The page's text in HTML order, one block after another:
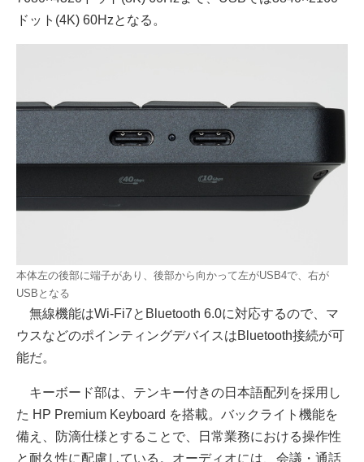
ドット(4K) 60Hzとなる。
本体左の後部に端子があり、後部から向かって左がUSB4で、右が
USBとなる
無線機能はWi-Fi7とBluetooth 6.0に対応するので、マ
ウスなどのポインティングデバイスはBluetooth接続が可
能だ。
キーボード部は、テンキー付きの日本語配列を採用し
た HP Premium Keyboard を搭載。バックライト機能を
備え、防滴仕様とすることで、日常業務における操作性
と耐久性に配慮している。オーディオには、会議・通話